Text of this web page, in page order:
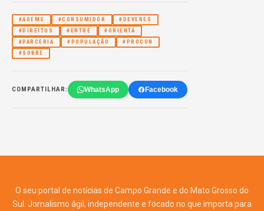
#AGEMS #CONSUMIDOR
#DEVERES
#DIREITOS
#ENTRE
#ORIENTA
#PARCERIA
#POPULAÇÃO
#PROCON
#SOBRE
COMPARTILHAR: WhatsApp Facebook
O seu portal de notícias de Campo Grande e do Mato Grosso do
Sul. Jornalismo ágil, independente e focado no que importa para